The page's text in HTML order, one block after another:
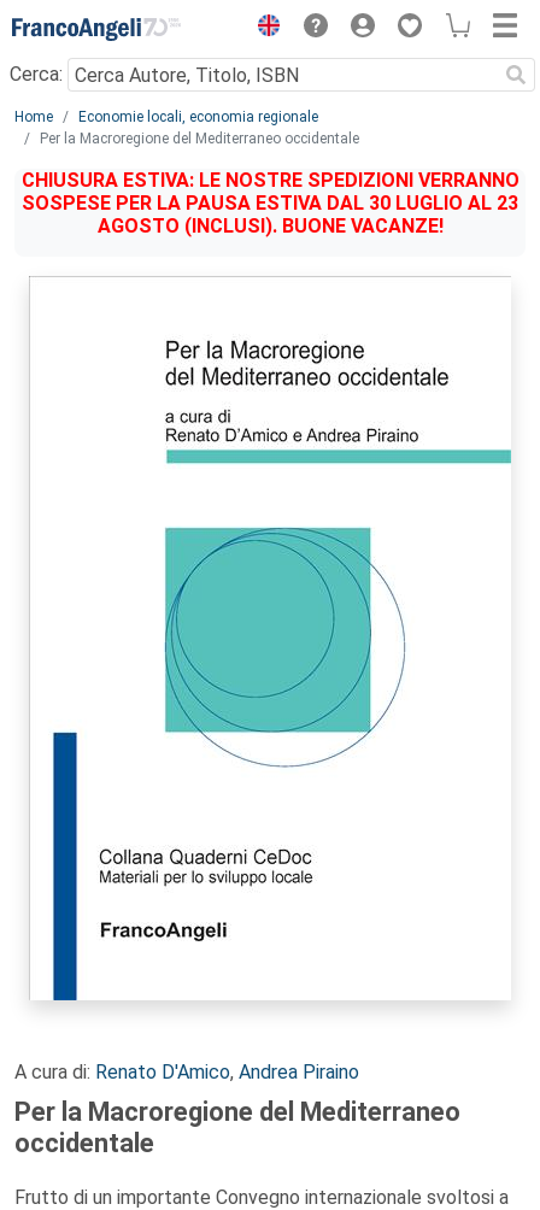
Menu
Cerca:
Main content
Home
Economie locali, economia regionale
Per la Macroregione del Mediterraneo occidentale
CHIUSURA ESTIVA: LE NOSTRE SPEDIZIONI VERRANNO
SOSPESE PER LA PAUSA ESTIVA DAL 30 LUGLIO AL 23
AGOSTO (INCLUSI). BUONE VACANZE!
A cura di: Renato D'Amico, Andrea Piraino
Per la Macroregione del Mediterraneo
occidentale
Frutto di un importante Convegno internazionale svoltosi a